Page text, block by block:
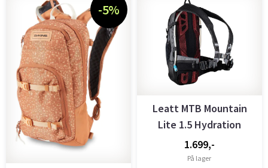
-5%
Leatt MTB Mountain
Lite 1.5 Hydration
Pack ...
1.699,-
På lager